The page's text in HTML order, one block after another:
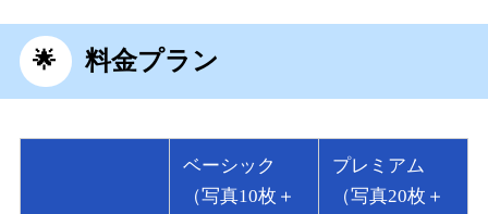
料金プラン
ベーシック
（写真10枚＋
プレミアム
（写真20枚＋